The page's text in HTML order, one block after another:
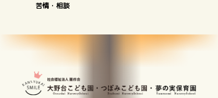
苦情・相談